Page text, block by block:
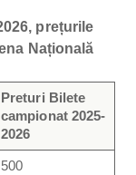
prețurile
Națională
Preturi Bilete
campionat 2025-
2026
500